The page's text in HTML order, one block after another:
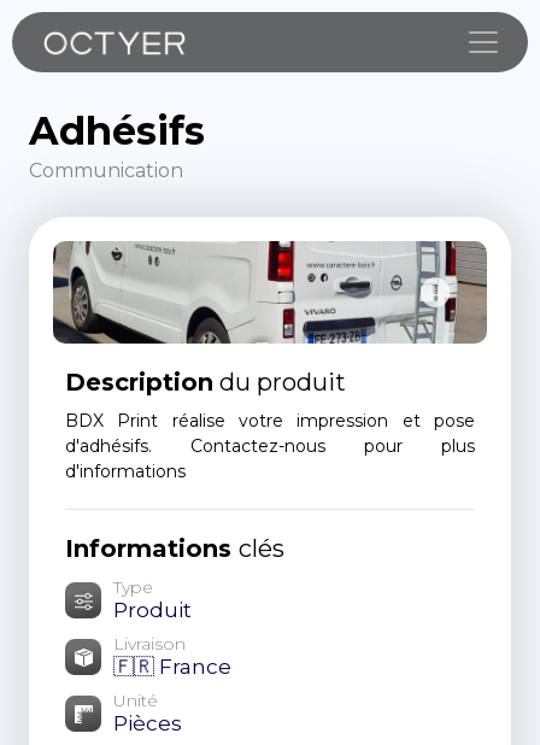
Adhésifs
Communication
Description du produit
BDX Print réalise votre impression et pose
d'adhésifs. Contactez-nous pour plus
d'informations
Informations clés
Type
Produit
Livraison
🇫🇷 France
Unité
Pièces